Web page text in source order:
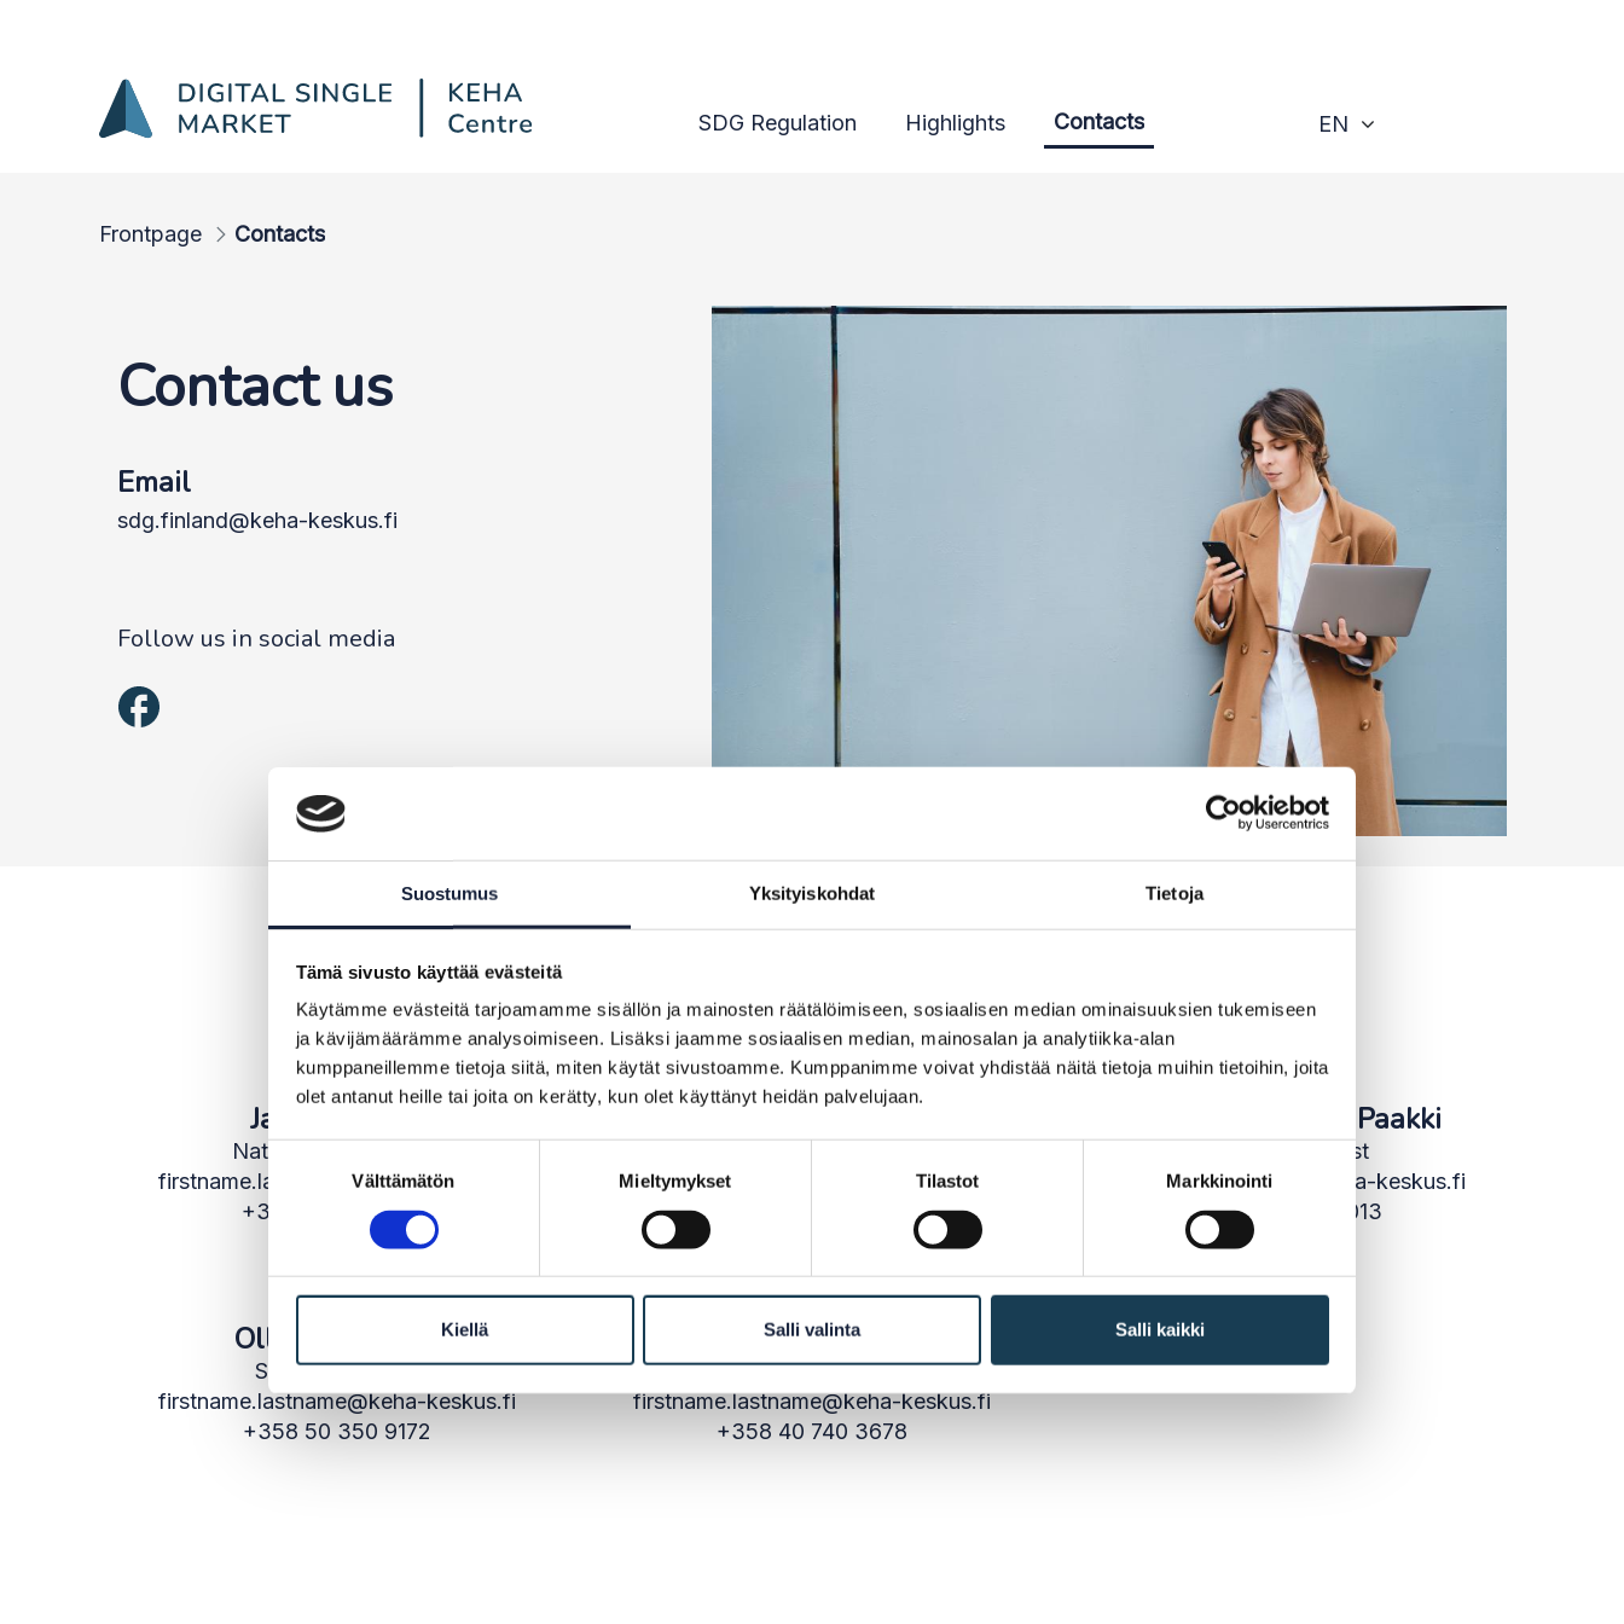
Suostumus Yksityiskohdat Tietoja
Tämä sivusto käyttää evästeitä
Käytämme evästeitä tarjoamamme sisällön ja mainosten räätälöimiseen, sosiaalisen median ominaisuuksien tukemiseen
ja kävijämäärämme analysoimiseen. Lisäksi jaamme sosiaalisen median, mainosalan ja analytiikka-alan
kumppaneillemme tietoja siitä, miten käytät sivustoamme. Kumppanimme voivat yhdistää näitä tietoja muihin tietoihin, joita
olet antanut heille tai joita on kerätty, kun olet käyttänyt heidän palvelujaan.
Suostumuksen
valinta
Välttämätön Mieltymykset Tilastot Markkinointi
Kiellä Salli valinta Salli kaikki
SDG Regulation Highlights Contacts EN
Frontpage Contacts
Contact us
Email
sdg.finland@keha-keskus.fi
Follow us in social media
Contact us preferably by email
Jarmo Kovero
National Coordinator
firstname.lastname@keha-keskus.fi
+358 40 720 3931
Kirsi Mikkonen
firstname.lastname@keha-keskus.fi
Mervi Kylmänen-Paakki
Senior Specialist
firstname.lastname@keha-keskus.fi
+358 40 088 4013
Olli Hurskainen
Senior Specialist
firstname.lastname@keha-keskus.fi
+358 50 350 9172
Patrik Dahlgren
Senior IT Specialist
firstname.lastname@keha-keskus.fi
+358 40 740 3678